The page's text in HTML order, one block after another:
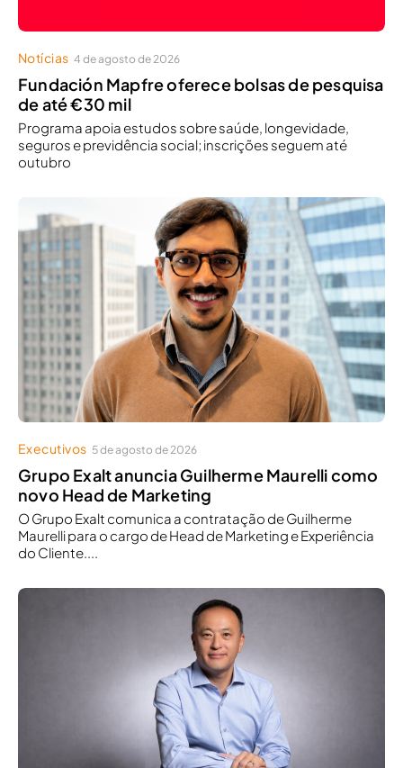
Notícias 4 de agosto de 2026
Fundación Mapfre oferece bolsas de pesquisa
de até €30 mil
Programa apoia estudos sobre saúde, longevidade,
seguros e previdência social; inscrições seguem até
outubro
Executivos 5 de agosto de 2026
Grupo Exalt anuncia Guilherme Maurelli como
novo Head de Marketing
O Grupo Exalt comunica a contratação de Guilherme
Maurelli para o cargo de Head de Marketing e Experiência
do Cliente....